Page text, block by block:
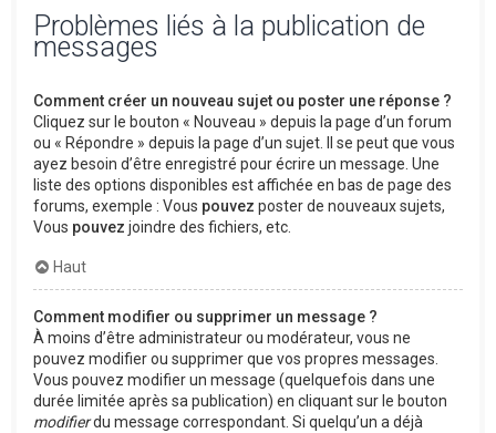
Problèmes liés à la publication de
messages
Comment créer un nouveau sujet ou poster une réponse ?
Cliquez sur le bouton « Nouveau » depuis la page d’un forum
ou « Répondre » depuis la page d’un sujet. Il se peut que vous
ayez besoin d’être enregistré pour écrire un message. Une
liste des options disponibles est affichée en bas de page des
forums, exemple : Vous pouvez poster de nouveaux sujets,
Vous pouvez joindre des fichiers, etc.
Haut
Comment modifier ou supprimer un message ?
À moins d’être administrateur ou modérateur, vous ne
pouvez modifier ou supprimer que vos propres messages.
Vous pouvez modifier un message (quelquefois dans une
durée limitée après sa publication) en cliquant sur le bouton
modifierdu message correspondant. Si quelqu’un a déjà